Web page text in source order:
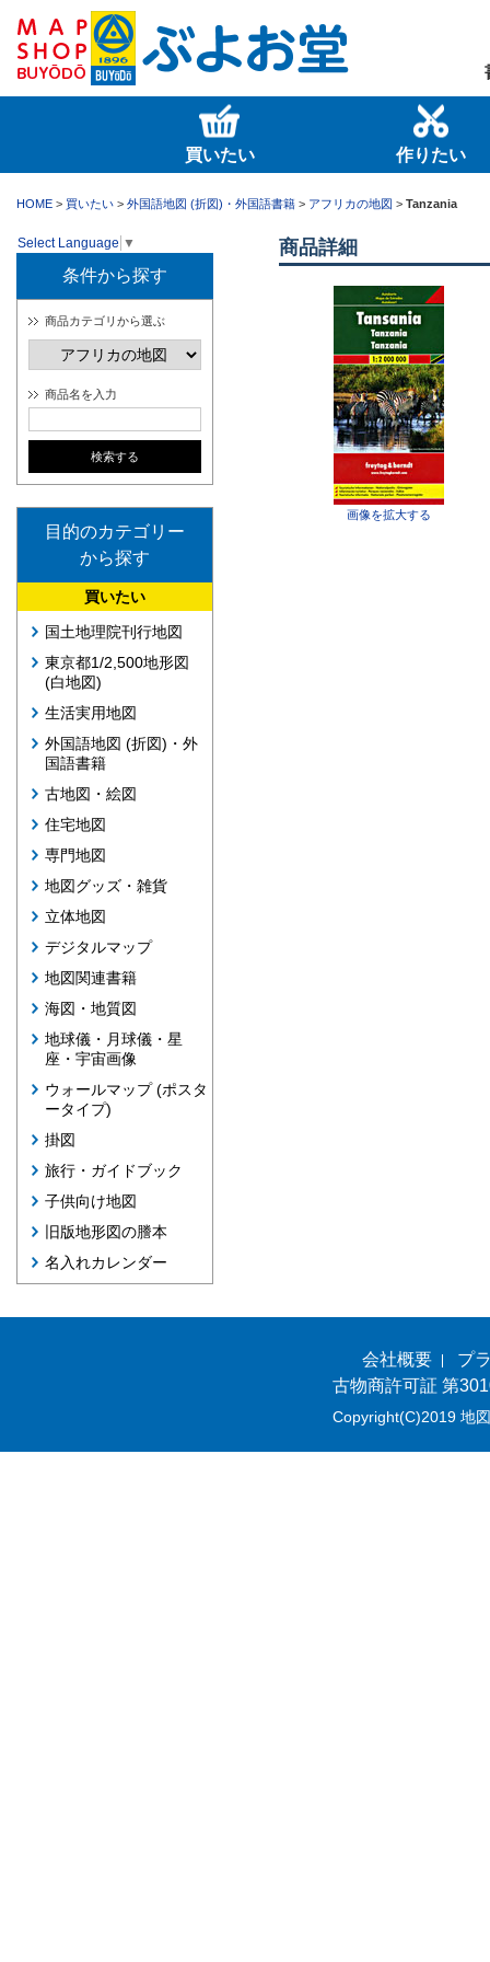
買いたい 作りたい
HOME > 買いたい > 外国語地図 (折図)・外国語書籍 > アフリカの地図 > Tanzania
Select Language ▼
条件から探す
商品カテゴリから選ぶ
商品名を入力
目的のカテゴリー
から探す
買いたい
国土地理院刊行地図
東京都1/2,500地形図
(白地図)
生活実用地図
外国語地図 (折図)・外
国語書籍
古地図・絵図
住宅地図
専門地図
地図グッズ・雑貨
立体地図
デジタルマップ
地図関連書籍
海図・地質図
地球儀・月球儀・星
座・宇宙画像
ウォールマップ (ポスタ
ータイプ)
掛図
旅行・ガイドブック
子供向け地図
旧版地形図の謄本
名入れカレンダー
商品詳細
画像を拡大する
会社概要
プ
古物商許可証 第
Copyright(C)2019 地